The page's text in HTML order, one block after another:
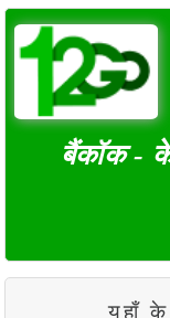
बैंकॉक -
यहाँ के